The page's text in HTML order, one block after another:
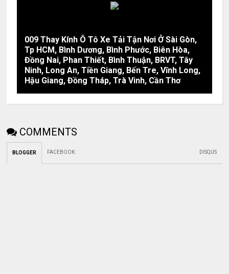
009 Thay Kính Ô Tô Xe Tải Tận Nơi Ở Sài Gòn,
Tp HCM, Bình Dương, Bình Phước, Biên Hòa,
Đồng Nai, Phan Thiết, Bình Thuận, BRVT, Tây
Ninh, Long An, Tiền Giang, Bến Tre, Vĩnh Long,
Hậu Giang, Đồng Tháp, Trà Vinh, Cần Thơ
COMMENTS
BLOGGER FACEBOOK: DISQUS